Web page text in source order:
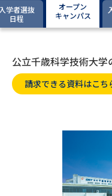
過去問題集
専門学校の資料請求
幼稚園教員資格認定試験
学者選抜
日程
オープン
キャンパス
公立千歳科学技術大
請求できる資料はこち